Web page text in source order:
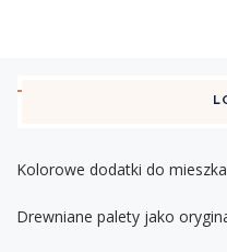
Kolorowe dodatki do
Drewniane palety jako